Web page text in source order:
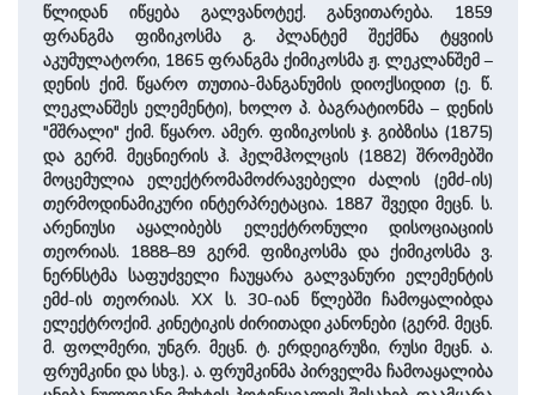
წლიდან იწყება გალვანოტექ. განვითარება. 1859
ფრანგმა ფიზიკოსმა გ. პლანტემ შექმნა ტყვიის
აკუმულატორი, 1865 ფრანგმა ქიმიკოსმა ჟ. ლეკლანშემ –
დენის ქიმ. წყარო თუთია-მანგანუმის დიოქსიდით (ე. წ.
ლეკლანშეს ელემენტი), ხოლო პ. ბაგრატიონმა – დენის
"მშრალი" ქიმ. წყარო. ამერ. ფიზიკოსის ჯ. გიბზისა (1875)
და გერმ. მეცნიერის ჰ. ჰელმჰოლცის (1882) შრომებში
მოცემულია ელექტრომამოძრავებელი ძალის (ემძ-ის)
თერმოდინამიკური ინტერპრეტაცია. 1887 შვედი მეცნ. ს.
არენიუსი აყალიბებს ელექტრონული დისოციაციის
თეორიას. 1888–89 გერმ. ფიზიკოსმა და ქიმიკოსმა ვ.
ნერნსტმა საფუძველი ჩაუყარა გალვანური ელემენტის
ემძ-ის თეორიას. XX ს. 30-იან წლებში ჩამოყალიბდა
ელექტროქიმ. კინეტიკის ძირითადი კანონები (გერმ. მეცნ.
მ. ფოლმერი, უნგრ. მეცნ. ტ. ერდეიგრუზი, რუსი მეცნ. ა.
ფრუმკინი და სხვ.). ა. ფრუმკინმა პირველმა ჩამოაყალიბა